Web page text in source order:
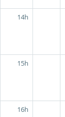
14h
15h
16h